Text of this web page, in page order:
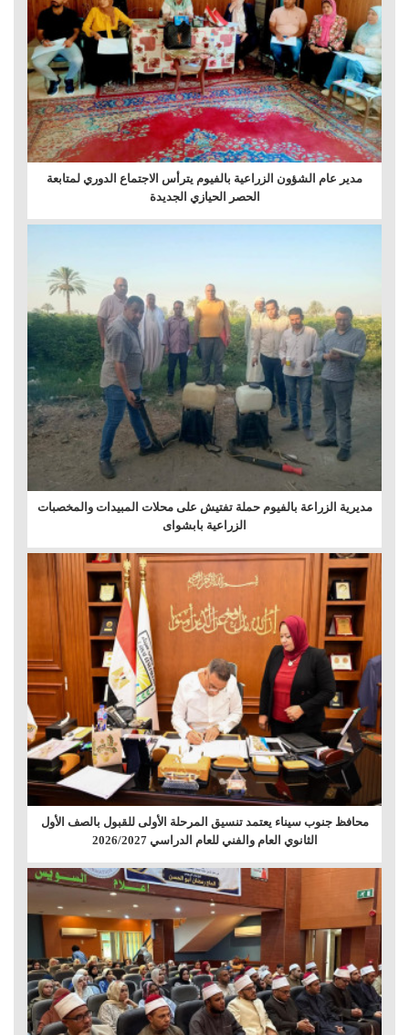
مدير عام الشؤون الزراعية بالفيوم يترأس الاجتماع الدوري لمتابعة
الحصر الحيازي الجديدة
مديرية الزراعة بالفيوم حملة تفتيش على محلات المبيدات والمخصبات
الزراعية بابشواى
محافظ جنوب سيناء يعتمد تنسيق المرحلة الأولى للقبول بالصف الأول
الثانوي العام والفني للعام الدراسي 2026/2027